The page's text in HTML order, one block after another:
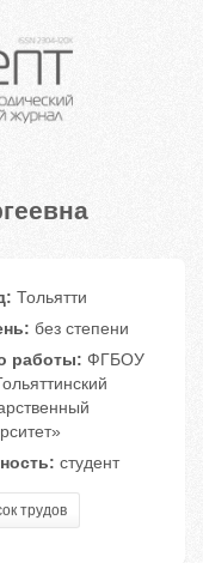
Тольятти
без степени
работы: ФГБОУ
студент
трудов